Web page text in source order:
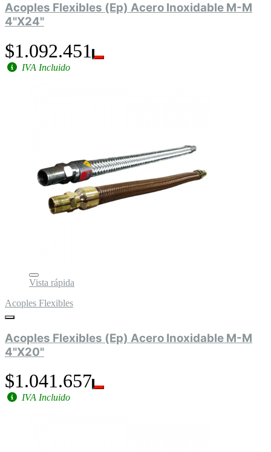
Acoples Flexibles (Ep) Acero Inoxidable M-M
4"X24"
$1.092.451
IVA Incluido
Vista rápida
Acoples Flexibles
Acoples Flexibles (Ep) Acero Inoxidable M-M
4"X20"
$1.041.657
IVA Incluido